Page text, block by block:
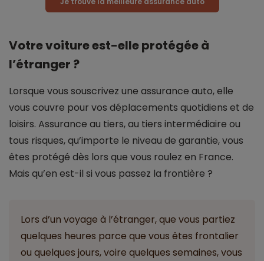
Votre voiture est-elle protégée à
l’étranger ?
Lorsque vous souscrivez une assurance auto, elle
vous couvre pour vos déplacements quotidiens et de
loisirs. Assurance au tiers, au tiers intermédiaire ou
tous risques, qu’importe le niveau de garantie, vous
êtes protégé dès lors que vous roulez en France.
Mais qu’en est-il si vous passez la frontière ?
Lors d’un voyage à l’étranger, que vous partiez
quelques heures parce que vous êtes frontalier
ou quelques jours, voire quelques semaines, vous